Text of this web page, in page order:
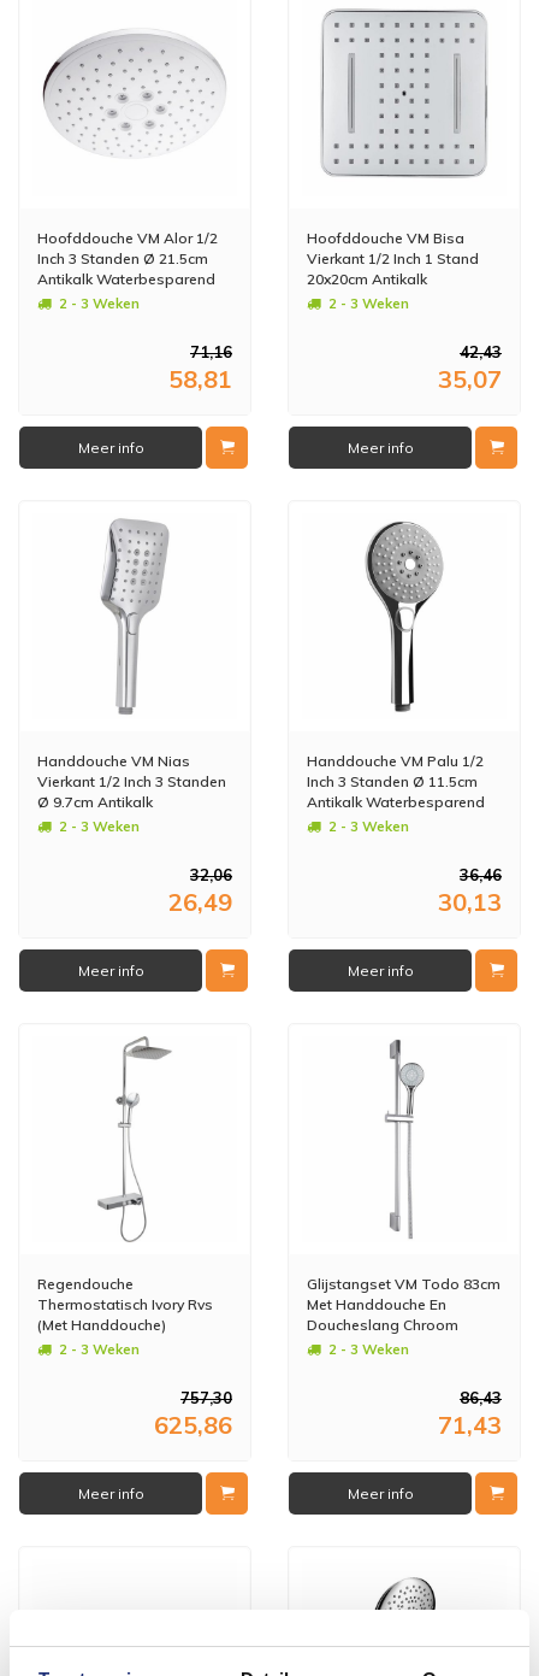
Hoofddouche VM Alor 1/2
Inch 3 Standen Ø 21.5cm
Antikalk Waterbesparend
Chroom/Wit
2 - 3 Weken
71,16
58,81
Meer info
Hoofddouche VM Bisa
Vierkant 1/2 Inch 1 Stand
20x20cm Antikalk
Waterbesparend Chroom
2 - 3 Weken
42,43
35,07
Meer info
Handdouche VM Nias
Vierkant 1/2 Inch 3 Standen
Ø 9.7cm Antikalk
Waterbesparend
2 - 3 Weken
32,06
26,49
Meer info
Handdouche VM Palu 1/2
Inch 3 Standen Ø 11.5cm
Antikalk Waterbesparend
2 - 3 Weken
36,46
30,13
Meer info
Regendouche
Thermostatisch Ivory Rvs
(Met Handdouche)
2 - 3 Weken
757,30
625,86
Meer info
Glijstangset VM Todo 83cm
Met Handdouche En
Doucheslang Chroom
Antikalk
2 - 3 Weken
86,43
71,43
Meer info